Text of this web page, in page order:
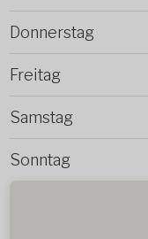
Donnerstag
Freitag
Samstag
Sonntag